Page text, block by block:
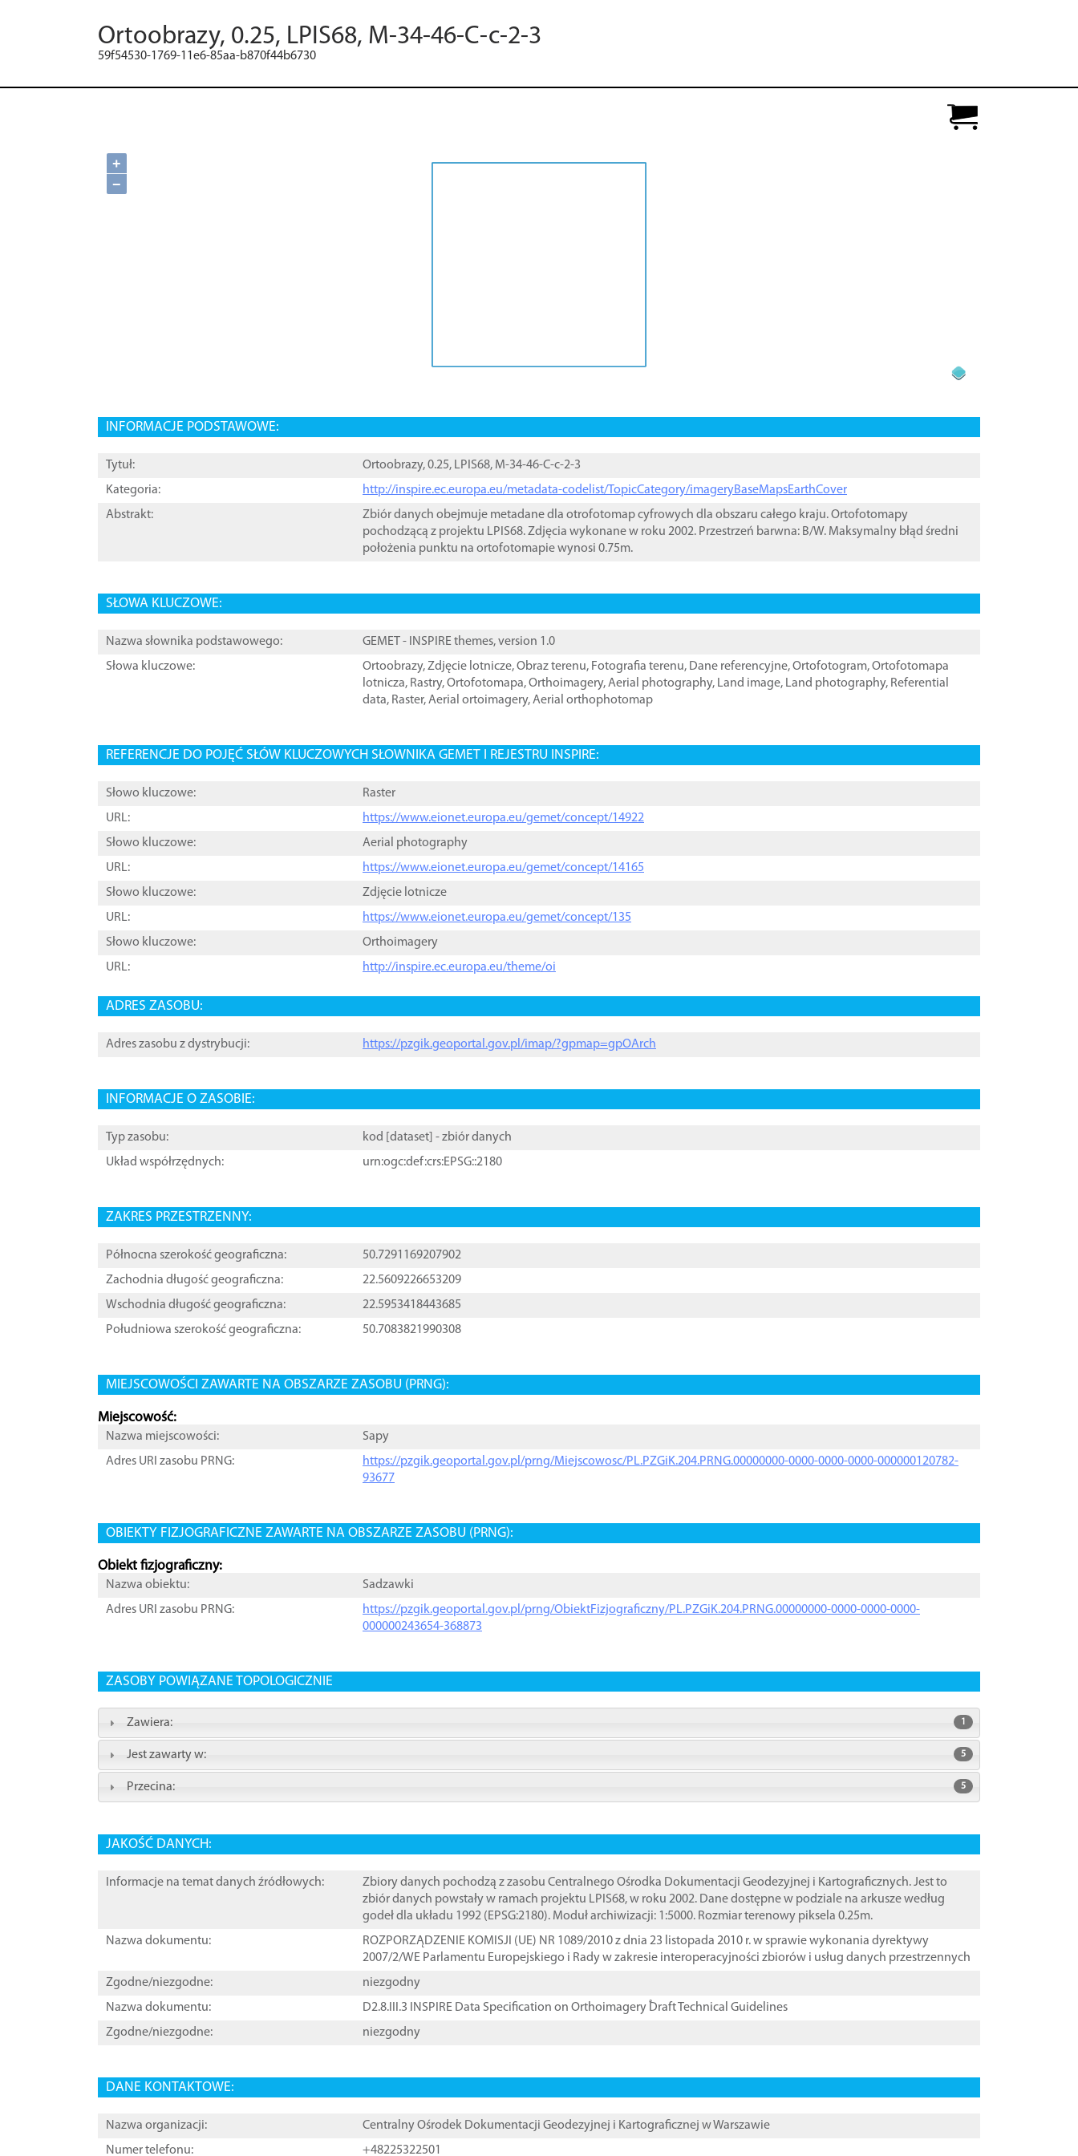
Ortoobrazy, 0.25, LPIS68, M-34-46-C-c-2-3
59f54530-1769-11e6-85aa-b870f44b6730
+
−
INFORMACJE PODSTAWOWE:
Tytuł:
Ortoobrazy, 0.25, LPIS68, M-34-46-C-c-2-3
Kategoria:
http://inspire.ec.europa.eu/metadata-codelist/TopicCategory/imageryBaseMapsEarthCover
Abstrakt:
Zbiór danych obejmuje metadane dla otrofotomap cyfrowych dla obszaru całego kraju. Ortofotomapy
pochodzącą z projektu LPIS68. Zdjęcia wykonane w roku 2002. Przestrzeń barwna: B/W. Maksymalny błąd średni
położenia punktu na ortofotomapie wynosi 0.75m.
SŁOWA KLUCZOWE:
Nazwa słownika podstawowego:
GEMET - INSPIRE themes, version 1.0
Słowa kluczowe:
Ortoobrazy,Zdjęcie lotnicze,Obraz terenu, Fotografia terenu, Dane referencyjne,Ortofotogram,Ortofotomapa
lotnicza, Rastry,Ortofotomapa,Orthoimagery,Aerial photography, Land image, Land photography, Referential
data, Raster,Aerial ortoimagery,Aerial orthophotomap
REFERENCJE DO POJĘĆ SŁÓW KLUCZOWYCH SŁOWNIKA GEMET I REJESTRU INSPIRE:
Słowo kluczowe:
Raster
URL:
https://www.eionet.europa.eu/gemet/concept/14922
Słowo kluczowe:
Aerial photography
URL:
https://www.eionet.europa.eu/gemet/concept/14165
Słowo kluczowe:
Zdjęcie lotnicze
URL:
https://www.eionet.europa.eu/gemet/concept/135
Słowo kluczowe:
Orthoimagery
URL:
http://inspire.ec.europa.eu/theme/oi
ADRES ZASOBU:
Adres zasobu z dystrybucji: https://pzgik.geoportal.gov.pl/imap/?gpmap=gpOArch
INFORMACJE O ZASOBIE:
Typ zasobu: kod [ dataset ] - zbiór danych
Układ współrzędnych:
urn:ogc:def:crs:EPSG::2180
ZAKRES PRZESTRZENNY:
Północna szerokość geograficzna:
50.7291169207902
Zachodnia długość geograficzna:
22.5609226653209
Wschodnia długość geograficzna:
22.5953418443685
Południowa szerokość geograficzna:
50.7083821990308
MIEJSCOWOŚCI ZAWARTE NA OBSZARZE ZASOBU (PRNG):
Miejscowość:
Nazwa miejscowości:
Sapy
Adres URI zasobu PRNG:
https://pzgik.geoportal.gov.pl/prng/Miejscowosc/PL.PZGiK.204.PRNG.00000000-0000-0000-0000-000000120782-
93677
OBIEKTY FIZJOGRAFICZNE ZAWARTE NA OBSZARZE ZASOBU (PRNG):
Obiekt fizjograficzny:
Nazwa obiektu:
Sadzawki
Adres URI zasobu PRNG:
https://pzgik.geoportal.gov.pl/prng/ObiektFizjograficzny/PL.PZGiK.204.PRNG.00000000-0000-0000-0000-
000000243654-368873
ZASOBY POWIĄZANE TOPOLOGICZNIE
Zawiera: 1
Jest zawarty w: 5
Przecina: 5
JAKOŚĆ DANYCH:
Informacje na temat danych źródłowych:
Zbiory danych pochodzą z zasobu Centralnego Ośrodka Dokumentacji Geodezyjnej i Kartograficznych. Jest to
zbiór danych powstały w ramach projektu LPIS68, w roku 2002. Dane dostępne w podziale na arkusze według
godeł dla układu 1992 (EPSG:2180). Moduł archiwizacji: 1:5000. Rozmiar terenowy piksela 0.25m.
Nazwa dokumentu:
ROZPORZĄDZENIE KOMISJI (UE) NR 1089/2010 z dnia 23 listopada 2010 r. w sprawie wykonania dyrektywy
2007/2/WE Parlamentu Europejskiego i Rady w zakresie interoperacyjności zbiorów i usług danych przestrzennych
Zgodne/niezgodne:
niezgodny
Nazwa dokumentu:
D2.8.III.3 INSPIRE Data Specification on Orthoimagery ֠Draft Technical Guidelines
Zgodne/niezgodne:
niezgodny
DANE KONTAKTOWE:
Nazwa organizacji:
Centralny Ośrodek Dokumentacji Geodezyjnej i Kartograficznej w Warszawie
Numer telefonu:
+48225322501